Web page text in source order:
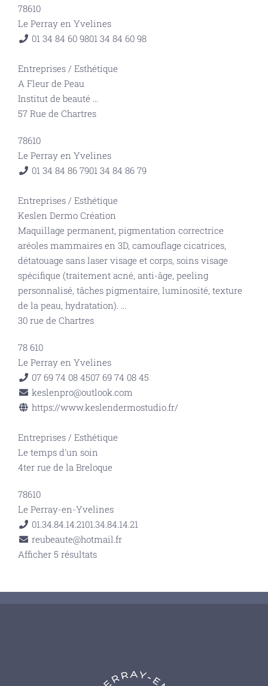
78610
Le Perray en Yvelines
01 34 84 60 9801 34 84 60 98
Entreprises / Esthétique
A Fleur de Peau
Institut de beauté ...
57 Rue de Chartres
78610
Le Perray en Yvelines
01 34 84 86 7901 34 84 86 79
Entreprises / Esthétique
Keslen Dermo Création
Maquillage permanent, pigmentation correctrice
aréoles mammaires en 3D, camouflage cicatrices,
détatouage sans laser visage et corps, soins visage
spécifique (traitement acné, anti-âge, peeling
personnalisé, tâches pigmentaire, luminosité, texture
de la peau, hydratation). ...
30 rue de Chartres
78 610
Le Perray en Yvelines
07 69 74 08 4507 69 74 08 45
keslenpro@outlook.com
https://www.keslendermostudio.fr/
Entreprises / Esthétique
Le temps d'un soin
4ter rue de la Breloque
78610
Le Perray-en-Yvelines
01.34.84.14.2101.34.84.14.21
reubeaute@hotmail.fr
Afficher 5 résultats